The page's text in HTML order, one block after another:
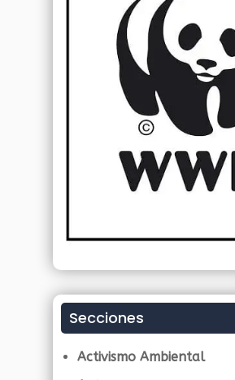
Secciones
Activismo Ambiental